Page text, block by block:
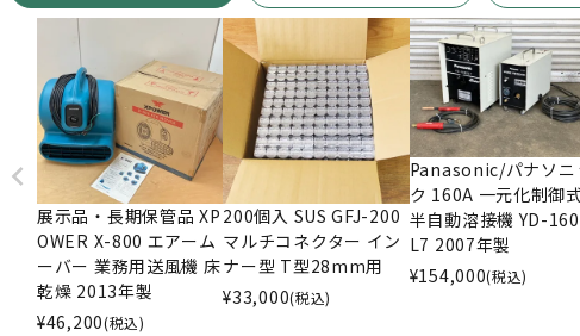
展示品・長期保管品 XP
OWER X-800 エアーム
ーバー 業務用送風機 床
乾燥 2013年製
¥46,200(税込)
200個入 SUS GFJ-200
マルチコネクター イン
ナー型 T型28mm用
¥33,000(税込)
Panasonic/パナソニ
ク 160A 一元化制御
半自動溶接機 YD-
L7 2007年製
¥154,000(税込)